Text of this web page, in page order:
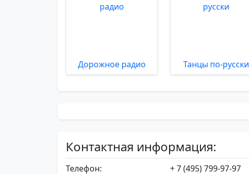
Дорожное радио Танцы по-русски
Контактная информация:
Телефон: + 7 (495) 799-97-97